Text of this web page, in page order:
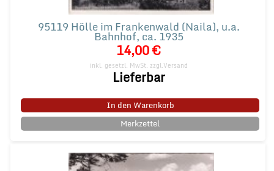
95119 Hölle im Frankenwald (Naila), u.a.
Bahnhof, ca. 1935
14,00 €
inkl. gesetzl. MwSt. zzgl.Versand
Lieferbar
In den Warenkorb
Merkzettel